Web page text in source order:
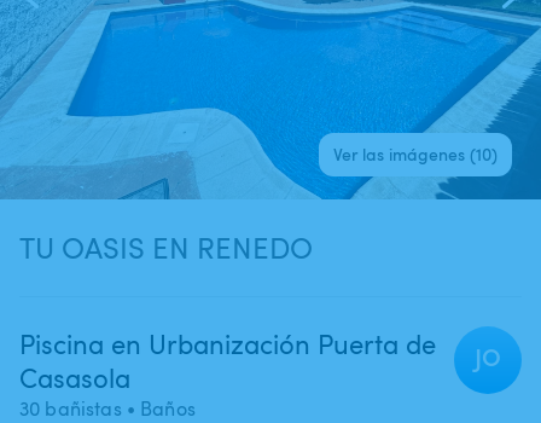
Ver las imágenes (10)
TU OASIS EN RENEDO
Piscina en Urbanización Puerta de
Casasola
30 bañistas • Baños
JO